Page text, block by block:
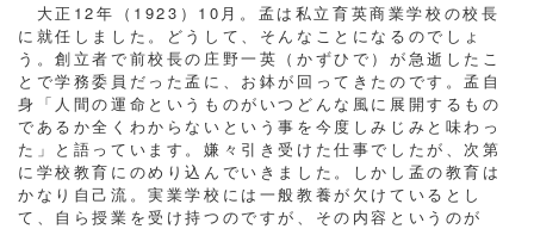
大正12年（1923）10月。孟は私立育英商業学校の校長
に就任しました。どうして、そんなことになるのでしょ
う。創立者で前校長の庄野一英（かずひで）が急逝したこ
とで学務委員だった孟に、お鉢が回ってきたのです。孟自
身「人間の運命というものがいつどんな風に展開するもの
であるか全くわからないという事を今度しみじみと味わっ
た」と語っています。嫌々引き受けた仕事でしたが、次第
に学校教育にのめり込んでいきました。しかし孟の教育は
かなり自己流。実業学校には一般教養が欠けているとし
て、自ら授業を受け持つのですが、その内容というのが